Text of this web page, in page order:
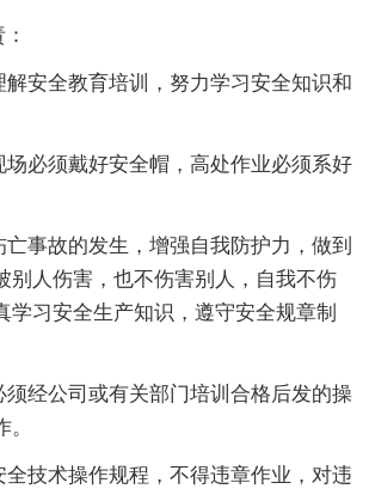
解安全教育培训，努力学习安全知识和
场必须戴好安全帽，高处作业必须系好
亡事故的发生，增强自我防护力，做到
别人伤害，也不伤害别人，自我不伤
学习安全生产知识，遵守安全规章制
须经公司或有关部门培训合格后发的操
全技术操作规程，不得违章作业，对违